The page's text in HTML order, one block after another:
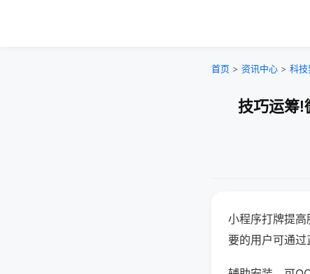
首页 > 资讯中心 > 科技
技巧运筹!
小程序打牌提高
要的用户可通过